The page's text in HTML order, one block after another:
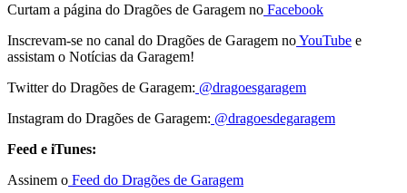
Curtam a página do Dragões de Garagem no Facebook
Inscrevam-se no canal do Dragões de Garagem noYouTube e
assistam o Notícias da Garagem!
Twitter do Dragões de Garagem: @dragoesgaragem
Instagram do Dragões de Garagem: @dragoesdegaragem
Feed e iTunes:
Assinem o Feed do Dragões de Garagem